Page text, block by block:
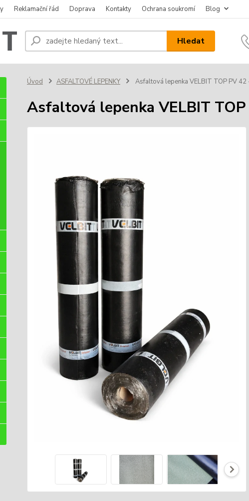
Reklamační řád Doprava Kontakty Ochrana soukromí Blog
Hledat
Úvod ASFALTOVÉ LEPENKY Asfaltová lepenka VELBIT TOP PV 42
Asfaltová lepenka VELBIT